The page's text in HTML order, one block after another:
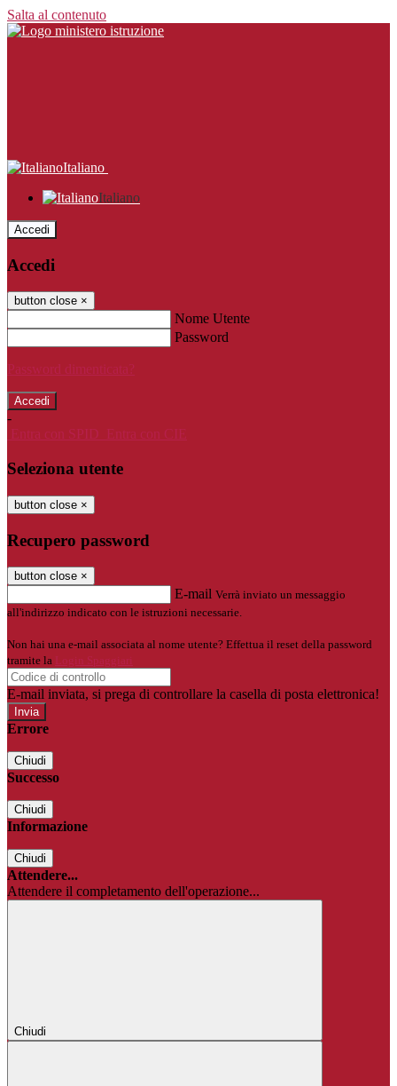
Salta al contenuto
Italiano
Italiano
Accedi
Accedi
button close ×
Nome Utente
Password
Password dimenticata?
-
Entra con SPID
Entra con CIE
Seleziona utente
button close ×
Recupero password
button close ×
E-mail Verrà inviato un messaggio
all'indirizzo indicato con le istruzioni necessarie.
Non hai una e-mail associata al nome utente? Effettua il reset della password
tramite la
Login Spaggiari
E-mail inviata, si prega di controllare la casella di posta elettronica!
Errore
Chiudi
Successo
Chiudi
Informazione
Chiudi
Attendere...
Attendere il completamento dell'operazione...
Chiudi